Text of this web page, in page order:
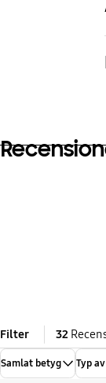
Filter
32
Samlat betyg Typ